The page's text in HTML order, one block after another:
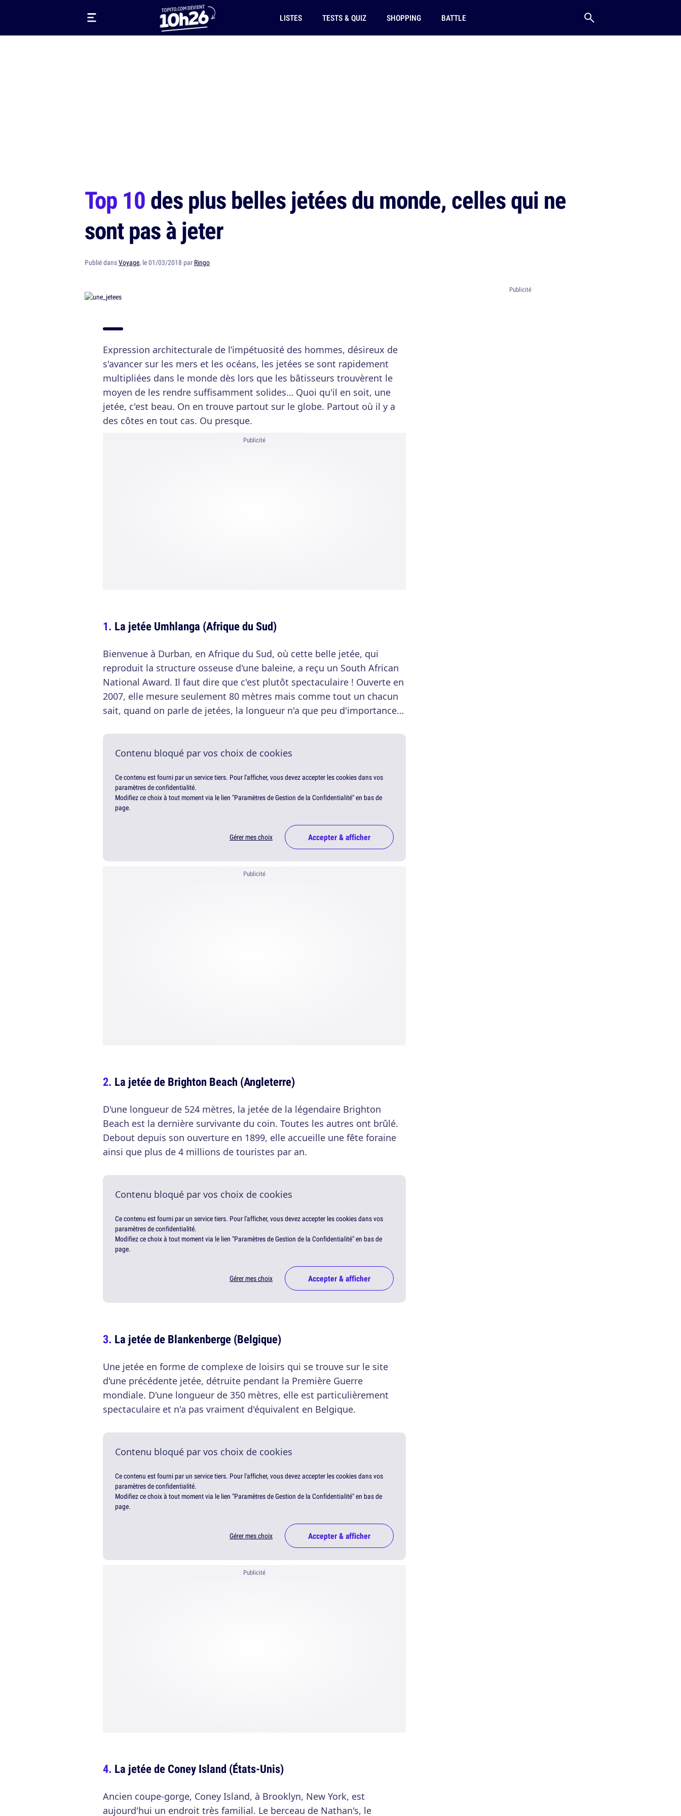
LISTES TESTS & QUIZ SHOPPING BATTLE
Top 10des plus belles jetées du monde, celles qui ne
sont pas à jeter
Publié dansVoyage, le 01/03/2018 par Ringo
Expression architecturale de l’impétuosité des hommes, désireux de
s'avancer sur les mers et les océans, les jetées se sont rapidement
multipliées dans le monde dès lors que les bâtisseurs trouvèrent le
moyen de les rendre suffisamment solides… Quoi qu'il en soit, une
jetée, c'est beau. On en trouve partout sur le globe. Partout où il y a
des côtes en tout cas. Ou presque.
Publicité
La jetée Umhlanga (Afrique du Sud)
Bienvenue à Durban, en Afrique du Sud, où cette belle jetée, qui
reproduit la structure osseuse d'une baleine, a reçu un South African
National Award. Il faut dire que c'est plutôt spectaculaire ! Ouverte en
2007, elle mesure seulement 80 mètres mais comme tout un chacun
sait, quand on parle de jetées, la longueur n'a que peu d'importance…
Contenu bloqué par vos choix de cookies
Ce contenu est fourni par un service tiers. Pour l'afficher, vous devez accepter les cookies dans vos
paramètres de confidentialité.
Modifiez ce choix à tout moment via le lien "Paramètres de Gestion de la Confidentialité" en bas de
page.
Gérer mes choix Accepter & afficher
Publicité
La jetée de Brighton Beach (Angleterre)
D'une longueur de 524 mètres, la jetée de la légendaire Brighton
Beach est la dernière survivante du coin. Toutes les autres ont brûlé.
Debout depuis son ouverture en 1899, elle accueille une fête foraine
ainsi que plus de 4 millions de touristes par an.
Contenu bloqué par vos choix de cookies
Ce contenu est fourni par un service tiers. Pour l'afficher, vous devez accepter les cookies dans vos
paramètres de confidentialité.
Modifiez ce choix à tout moment via le lien "Paramètres de Gestion de la Confidentialité" en bas de
page.
Gérer mes choix Accepter & afficher
La jetée de Blankenberge (Belgique)
Une jetée en forme de complexe de loisirs qui se trouve sur le site
d'une précédente jetée, détruite pendant la Première Guerre
mondiale. D'une longueur de 350 mètres, elle est particulièrement
spectaculaire et n'a pas vraiment d'équivalent en Belgique.
Contenu bloqué par vos choix de cookies
Ce contenu est fourni par un service tiers. Pour l'afficher, vous devez accepter les cookies dans vos
paramètres de confidentialité.
Modifiez ce choix à tout moment via le lien "Paramètres de Gestion de la Confidentialité" en bas de
page.
Gérer mes choix Accepter & afficher
Publicité
La jetée de Coney Island (États-Unis)
Ancien coupe-gorge, Coney Island, à Brooklyn, New York, est
aujourd'hui un endroit très familial. Le berceau de Nathan's, le